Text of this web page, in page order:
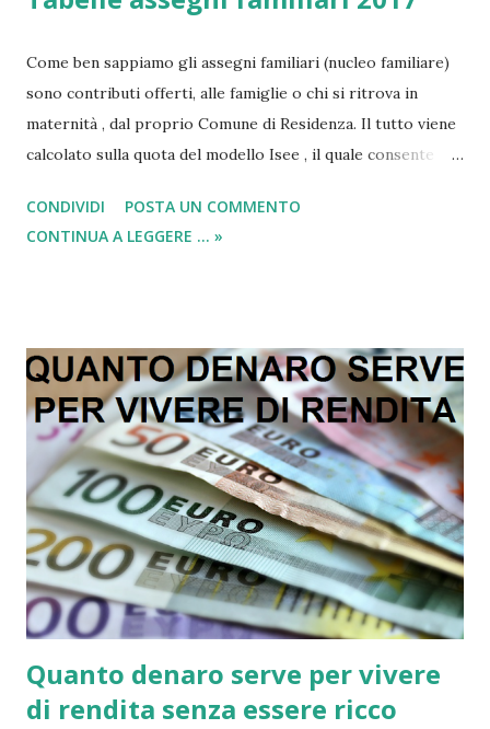
Come ben sappiamo gli assegni familiari (nucleo familiare)
sono contributi offerti, alle famiglie o chi si ritrova in
maternità , dal proprio Comune di Residenza. Il tutto viene
calcolato sulla quota del modello Isee , il quale consente
cittadini. In questo modo lo Stato percepisce delle
informazioni in merito alla nostra ricchezza annua ed al
anno le regole e le soglie cambiano, subendo modifiche; è
giusto sapere che anche quest’anno sono stati previsti dei
cambiamenti nelle tabelle degli assegni . Tali dati potete
trovarli al seguente link: “ Tabelle aggiornate 2016/2017 ”.
CONDIVIDI
POSTA UN COMMENTO
CONTINUA A LEGGERE ... »
Quanto denaro serve per vivere
di rendita senza essere ricco